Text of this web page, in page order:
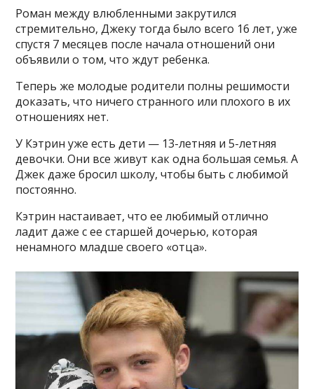
Роман между влюбленными закрутился
стремительно, Джеку тогда было всего 16 лет, уже
спустя 7 месяцев после начала отношений они
объявили о том, что ждут ребенка.
Теперь же молодые родители полны решимости
доказать, что ничего странного или плохого в их
отношениях нет.
У Кэтрин уже есть дети — 13-летняя и 5-летняя
девочки. Они все живут как одна большая семья. А
Джек даже бросил школу, чтобы быть с любимой
постоянно.
Кэтрин настаивает, что ее любимый отлично
ладит даже с ее старшей дочерью, которая
ненамного младше своего «отца».